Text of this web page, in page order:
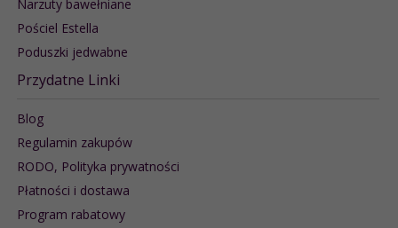
Narzuty bawełniane
Pościel Estella
Poduszki jedwabne
Przydatne Linki
Blog
Regulamin zakupów
RODO, Polityka prywatności
Płatności i dostawa
Program rabatowy